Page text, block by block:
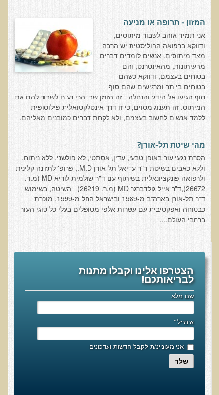
כנס אוכלים בריא 8
כנס בריאות העור, השיער והציפורניים - והקשר העמוק לבריאות הגוף
הפנימי והמח
הרצאה: תבוסת הסרטן - מהפכת הגילוי המוקדם
סדנת הבריאות המינית, הסקס והפוריות עם ד"ר עדיאל תל-אורן
הרצאה: סודות האפיגנטיקה
הרצאות מוקלטות בעברית
תנועה תקינה במפרקים
עיבוד מזון - כל הסודות
המלח השחור העשיר בגופרית מנפאל
הקשר התזונתי בין דלקת לסוכרת
כיצד מזונות תמימים הורסים את בריאותנו
כיצד לחיות חיים ארוכים ובריאים
טיפול בהפרעות קשב וריכוז, אוטיזם
טיהור רעלים בראי הרפואה הפונקציונאלית
תנועת המזון הבריא בשוליים
סרטן ובדיקת ה-AMAS
חיסונים ונושאים נוספים
המזון - תרופה או מניעה
אני תמיד אוהב לשבור מיתוסים,
ודווקא ברפואה ההוליסטית יש הרבה
מאד מיתוסים. אנשים לומדים דברים
מהעיתונות, מהאינטרנט, והם
בטוחים בעצמם, ודווקא כשהם
בטוחים ביותר ומרגישים שהם סוף
סוף הגיעו אל הידע והנחלה - זה הזמן שבו הכי נעים לשבור להם את
המיתוס. זה תענוג מסוים, כי זו דרך אינטלקטואלית פילוסופית
ללמד אנשים לחשוב בעצמם, ולא לקחת דברים כמובנים מאליהם.
מהי שיטת תל-אורן?
הסרת נגעי עור באופן טבעי, עדין, אסתטי, לא פולשני, ללא ניתוח,
וללא כאבים בשיטת ד"ר עדיאל תל-אורן M.D., פרופ' לתזונה קלינית
ולרפואה פונקציונאלית בשיתוף עם ד"ר שולמית לוריא MD (מ.ר.
26672),ד"ר אייל גולדברגר MD (מ.ר. 26219) השיטה, בשימוש
ד"ר תל-אורן בארה"ב מ-1989 ובישראל החל מ-1999, מוכרת
כבטוחה ואפקטיבית עם עשרות אלפי מטופלים בעלי כל סוגי העור
ברחבי העולם....
הצטרפו אלינו וקבלו מתנות
לבריאותכם!
שם מלא
אימייל*
אני מעוניינ/ת לקבל חדשות ועדכונים
שלח